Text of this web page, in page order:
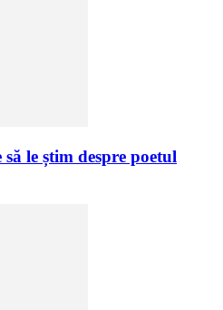
le știm despre poetul